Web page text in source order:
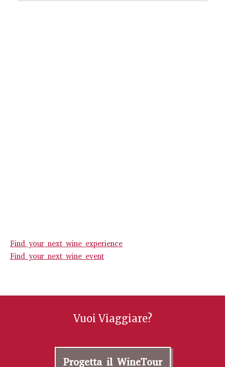
Find your next wine experience
Find your next wine event
Vuoi Viaggiare?
Progetta il WineTour